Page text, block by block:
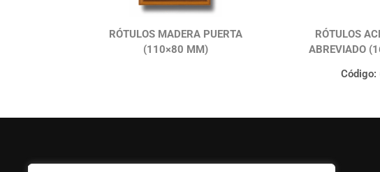
RÓTULOS MADERA PUERTA
(110×80 MM)
RÓTULOS
ABREVIADO
Código: